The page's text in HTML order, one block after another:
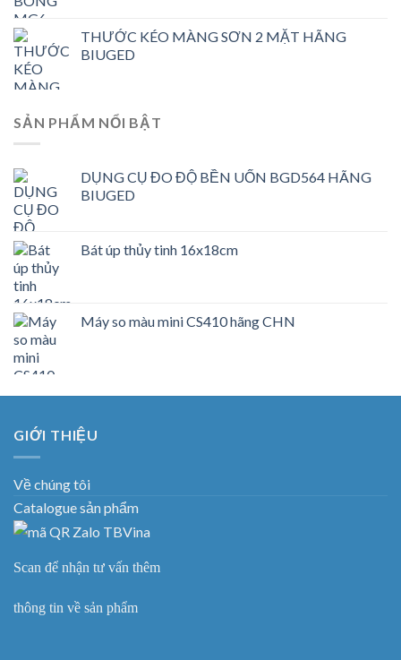
THƯỚC KÉO MÀNG SƠN 2 MẶT HÃNG
BIUGED
SẢN PHẨM NỔI BẬT
DỤNG CỤ ĐO ĐỘ BỀN UỐN BGD564 HÃNG
BIUGED
Bát úp thủy tinh 16x18cm
Máy so màu mini CS410 hãng CHN
GIỚI THIỆU
Về chúng tôi
Catalogue sản phẩm
Scan để nhận tư vấn thêm
thông tin về sản phẩm